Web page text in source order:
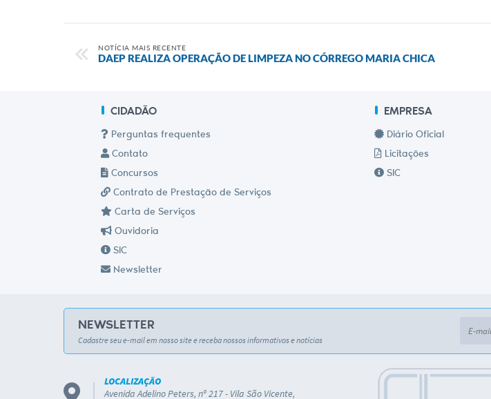
NOTÍCIA MAIS RECENTE
DAEP REALIZA OPERAÇÃO DE LIMPEZA NO CÓRREGO MARIA CHICA
CIDADÃO
Perguntas frequentes
Contato
Concursos
Contrato de Prestação de Serviços
Carta de Serviços
Ouvidoria
SIC
Newsletter
EMPRESA
Diário Oficial
Licitações
SIC
NEWSLETTER
Cadastre seu e-mail em nosso site e receba nossos informativos e notícias
LOCALIZAÇÃO
Avenida Adelino Peters, nº 217 - Vila São Vicente,